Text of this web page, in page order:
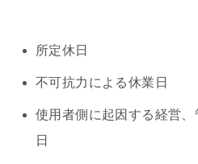
所定休日
不可抗力による休業日
使用者側に起因する経営
日